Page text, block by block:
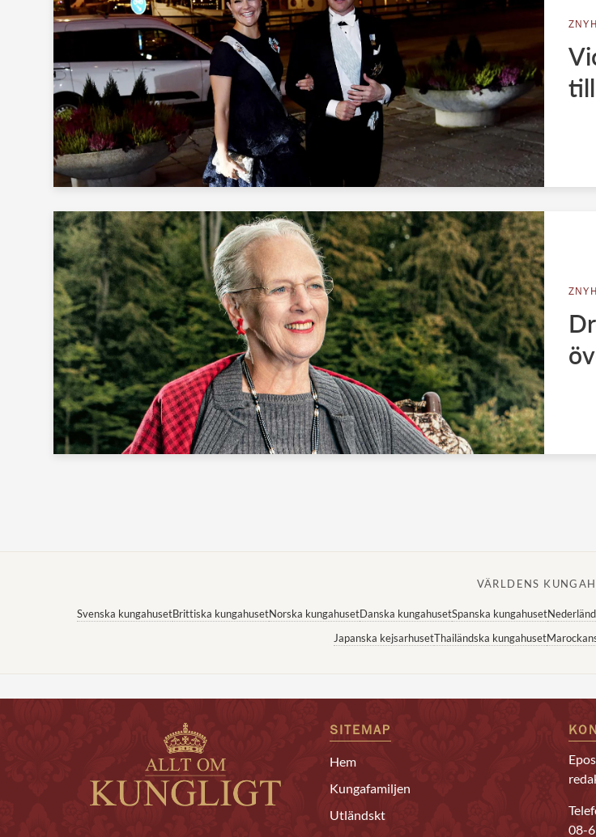
VÄRLDENS
Svenska kungahusetBrittiska kungahusetNorska kungahusetDanska kungahusetSpanska kungahuset
Japanska kejsarhusetThailändska kungahuset
SITEMAP
Hem
Kungafamiljen
Utländskt
08-